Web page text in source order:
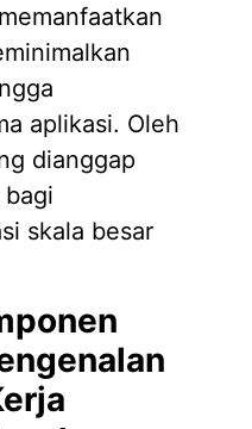
aplikasi. Oleh
dianggap
skala besar